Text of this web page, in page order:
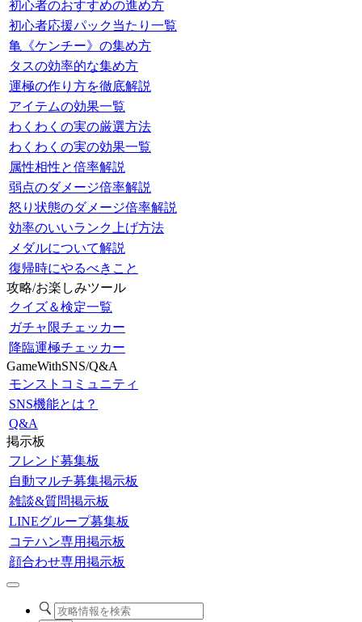
初心者のおすすめの進め方
初心者応援パック当たり一覧
亀《ケンチー》の集め方
タスの効率的な集め方
運極の作り方を徹底解説
アイテムの効果一覧
わくわくの実の厳選方法
わくわくの実の効果一覧
属性相性と倍率解説
弱点のダメージ倍率解説
怒り状態のダメージ倍率解説
効率のいいランク上げ方法
メダルについて解説
復帰時にやるべきこと
攻略/お楽しみツール
クイズ＆検定一覧
ガチャ限チェッカー
降臨運極チェッカー
GameWithSNS/Q&A
モンストコミュニティ
SNS機能とは？
Q&A
掲示板
フレンド募集板
自動マルチ募集掲示板
雑談&質問掲示板
LINEグループ募集板
コテハン専用掲示板
顔合わせ専用掲示板